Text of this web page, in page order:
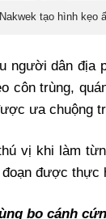
tạo hình kẹo
người dân địa
côn trùng,
ưa chuộng
vị khi làm
được thực
bọ cánh